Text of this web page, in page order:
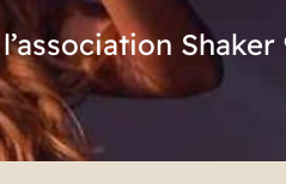
Shaker